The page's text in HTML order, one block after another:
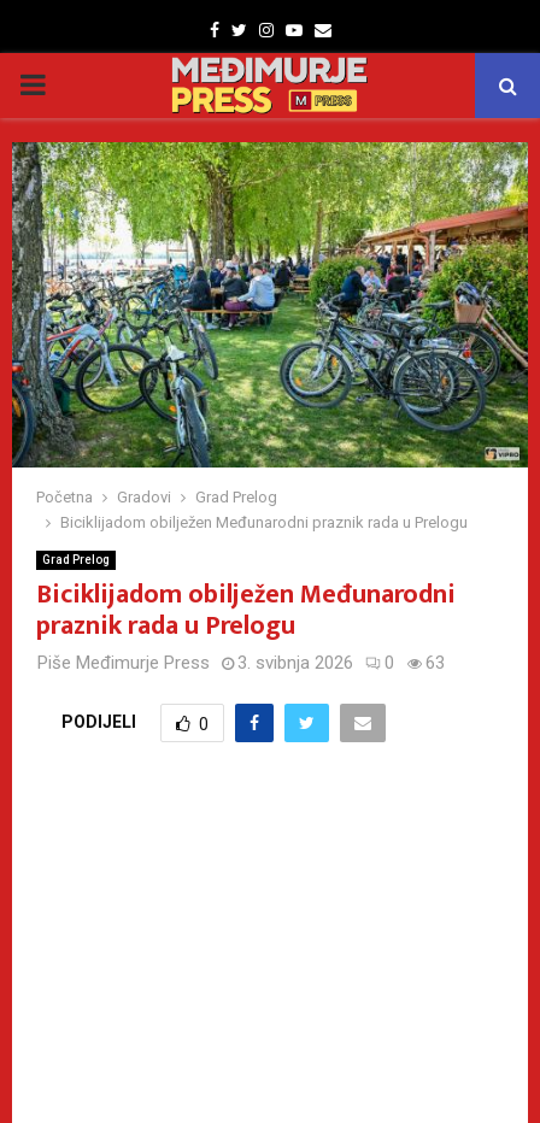
Facebook
TwitterInstagram
Youtube
Email
PRIMARY
MENU
Početna Gradovi
Grad Prelog
Biciklijadom obilježen Međunarodni praznik rada u Prelogu
Grad Prelog
Biciklijadom obilježen Međunarodni
praznik rada u Prelogu
Piše Međimurje Press 3. svibnja 2026 0 63
PODIJELI 0